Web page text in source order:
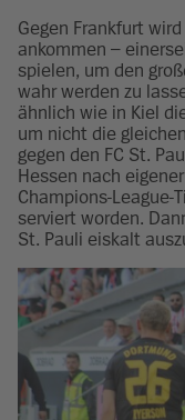
Gegen Frankfurt
ankommen –
spielen, um den
wahr werden zu
ähnlich wie in Kiel
um nicht die
gegen den FC St.
Hessen nach
Champions-
serviert worden.
St. Pauli eiskalt